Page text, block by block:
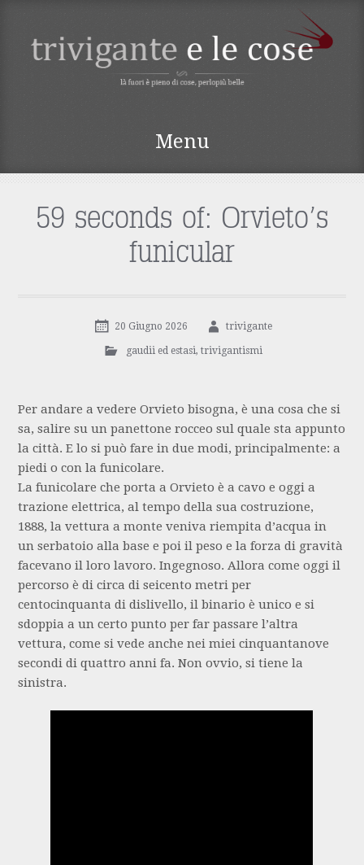
TRIVIGANTE E LE
Menu
contenuto
59 seconds of: Orvieto’s
funicular
20 Giugno 2026 trivigante
gaudii ed estasi, trivigantismi
Per andare a vedere Orvieto bisogna, è una cosa che si
sa, salire su un panettone rocceo sul quale sta appunto
la città. E lo si può fare in due modi, principalmente: a
piedi o con la funicolare.
La funicolare che porta a Orvieto è a cavo e oggi a
trazione elettrica, al tempo della sua costruzione,
1888, la vettura a monte veniva riempita d’acqua in
un serbatoio alla base e poi il peso e la forza di gravità
facevano il loro lavoro. Ingegnoso. Allora come oggi il
percorso è di circa di seicento metri per
centocinquanta di dislivello, il binario è unico e si
sdoppia a un certo punto per far passare l’altra
vettura, come si vede anche nei miei cinquantanove
secondi di quattro anni fa. Non ovvio, si tiene la
sinistra.